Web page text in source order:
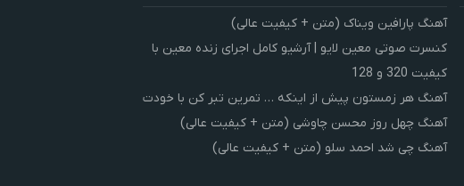
آهنگ پارافین ویناک (متن + کیفیت عالی)
کنسرت صوتی معین لایو | آرشیو کامل اجرای زنده معین با
کیفیت 320 و 128
آهنگ هر زمستون پیش از اینکه … تمرین تبر کن با خودت
آهنگ چهل روز محسن چاوشی (متن + کیفیت عالی)
آهنگ چی شد احمد سلو (متن + کیفیت عالی)